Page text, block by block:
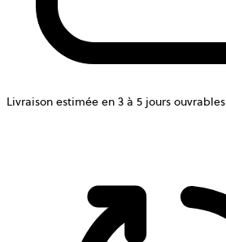
Livraison estimée en 3 à 5 jours ouvrables